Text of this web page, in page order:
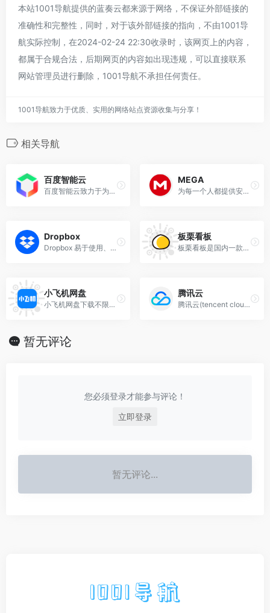
本站1001导航提供的蓝奏云都来源于网络，不保证外部链接的
准确性和完整性，同时，对于该外部链接的指向，不由1001导
航实际控制，在2024-02-24 22:30收录时，该网页上的内容，
都属于合规合法，后期网页的内容如出现违规，可以直接联系
网站管理员进行删除，1001导航不承担任何责任。
1001导航致力于优质、实用的网络站点资源收集与分享！
相关导航
百度智能云
百度智能云致力于为企业和开发者提供全球领先的人工智能、大数据和云计算服务，加速产业智能化转型升级
MEGA
为每一个人都提供安全且私密的云端存储空间。可以存储和共享文件，聊天，会议，备份，同步以及更多。
Dropbox
Dropbox 易于使用、可靠、保密和安全，自然会成为存储和共享最重要文件的首选。
板栗看板
板栗看板是国内一款在线的拥有看板模式的事项整理工具，整合了协同办公软件,OA办公系统,移动办公,办公自动化,项目管理,任务管理,OKR,网盘,在线沟通,日历,简报,审批,企业管理,目标管理,团队协作,甘特图,流程自定义,统计报表,时间管理,计划管理等，并提供免费下载注册登录。用板栗看板搭建并管理。并提供免费下载注册登录。(banlikanban.com)
小飞机网盘
小飞机网盘下载不限速，分享支持分享文件免登陆/注册下载，分享一次性链接，复制URL离线转存文件，内置资源广场可搜索发现海量网盘资源
腾讯云
腾讯云(tencent cloud)为数百万的企业和开发者提供安全稳定的云计算服务，涵盖云服务器、云数据库、云存储、视频与CDN、域名注册等全方位云服务和各行业解决方案。
暂无评论
您必须登录才能参与评论！
立即登录
暂无评论...